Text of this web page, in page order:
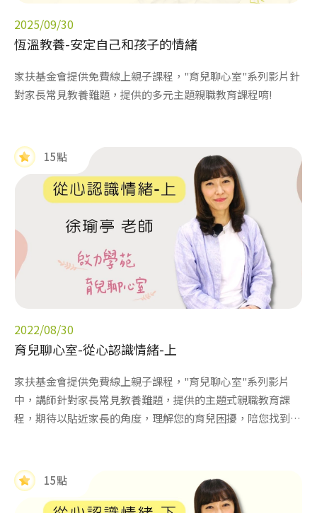
2025/09/30
恆溫教養-安定自己和孩子的情緒
家扶基金會提供免費線上親子課程，"育兒聊心室"系列影片針
對家長常見教養難題，提供的多元主題親職教育課程唷!
15點
2022/08/30
育兒聊心室-從心認識情緒-上
家扶基金會提供免費線上親子課程，"育兒聊心室"系列影片
中，講師針對家長常見教養難題，提供的主題式親職教育課
程，期待以貼近家長的角度，理解您的育兒困擾，陪您找到教
15點